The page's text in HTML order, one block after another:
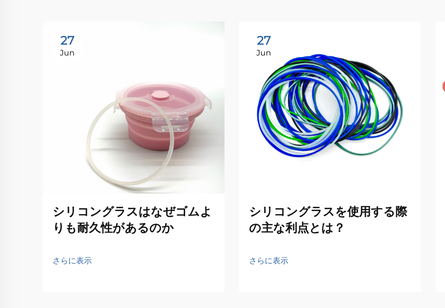
27
Jun
シリコングラスはなぜゴムよ
りも耐久性があるのか
さらに表示
27
Jun
シリコングラスを使用する際
の主な利点とは？
さらに表示